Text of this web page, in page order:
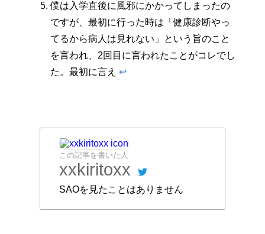
僕は入学直後に風邪にかかってしまったの
ですが、最初に行った時は「健康診断やっ
てるから病人は見れない」という旨のこと
を言われ、2回目に言われたことがコレでし
た。最初に言え ↩︎
この記事を書いた人
xxkiritoxx
SAOを見たことはありません